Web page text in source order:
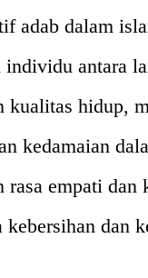
adab dalam
individu antara
kualitas hidup,
kedamaian
rasa empati dan
kebersihan dan